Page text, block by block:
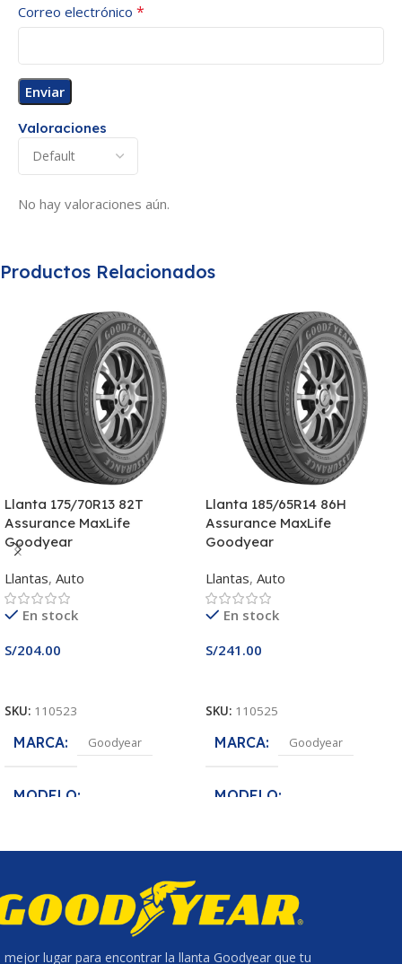
Valoraciones
No hay valoraciones aún.
Correo electrónico *
Productos Relacionados
Llanta 175/70R13 82T
Assurance MaxLife
Goodyear
Llantas, Auto
En stock
S/204.00
SKU: 110523
MARCA Goodyear
MODELO
ANCHO DE SECCION
Llanta 185/65R14 86H
Assurance MaxLife
Goodyear
Llantas, Auto
En stock
S/241.00
SKU: 110525
MARCA Goodyear
MODELO
ANCHO DE SECCION
mejor lugar para encontrar la llanta Goodyear que tu